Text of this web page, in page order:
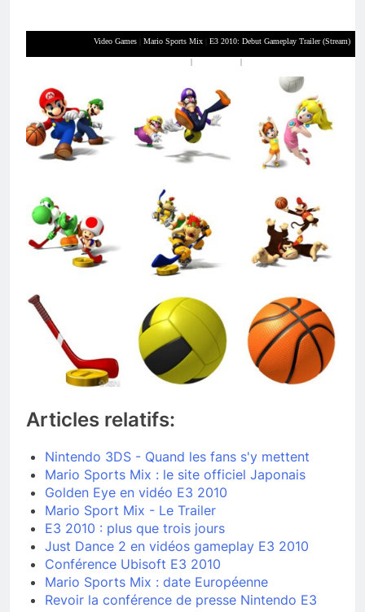
Video Games| Mario Sports Mix| E3 2010: Debut Gameplay Trailer (Stream)
| |
Articles relatifs:
Nintendo 3DS - Quand les fans s'y mettent
Mario Sports Mix : le site officiel Japonais
Golden Eye en vidéo E3 2010
Mario Sport Mix - Le Trailer
E3 2010 : plus que trois jours
Just Dance 2 en vidéos gameplay E3 2010
Conférence Ubisoft E3 2010
Mario Sports Mix : date Européenne
Revoir la conférence de presse Nintendo E3